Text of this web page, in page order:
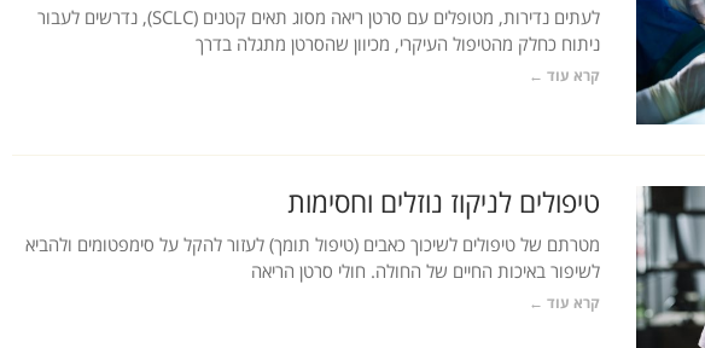
לעתים נדירות, מטופלים עם סרטן ריאה מסוג תאים קטנים (SCLC), נדרשים לעבור
ניתוח כחלק מהטיפול העיקרי, מכיוון שהסרטן מתגלה בדרך
קרא עוד ←
טיפולים לניקוז נוזלים וחסימות
מטרתם של טיפולים לשיכוך כאבים (טיפול תומך) לעזור להקל על סימפטומים ולהביא
לשיפור באיכות החיים של החולה. חולי סרטן הריאה
קרא עוד ←